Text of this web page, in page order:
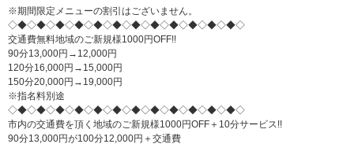
※期間限定メニューの割引はございません。
◇◆◇◆◇◆◇◆◇◆◇◆◇◆◇◆◇◆◇◆◇◆◇◆◇
交通費無料地域のご新規様1000円OFF!!
90分13,000円→12,000円
120分16,000円→15,000円
150分20,000円→19,000円
※指名料別途
◇◆◇◆◇◆◇◆◇◆◇◆◇◆◇◆◇◆◇◆◇◆◇◆◇
市内の交通費を頂く地域のご新規様1000円OFF＋10分サービス!!
90分13,000円が100分12,000円＋交通費